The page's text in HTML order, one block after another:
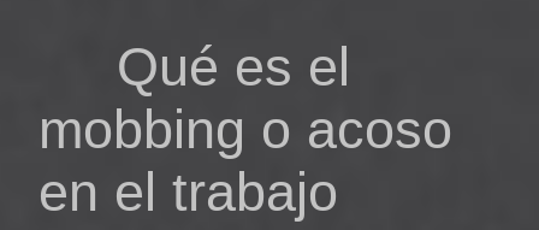
Qué es el
mobbing o acoso
en el trabajo